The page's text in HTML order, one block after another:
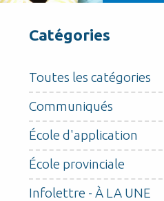
Catégories
Toutes les catégories
Communiqués
École d'application
École provinciale
Infolettre - À LA UNE